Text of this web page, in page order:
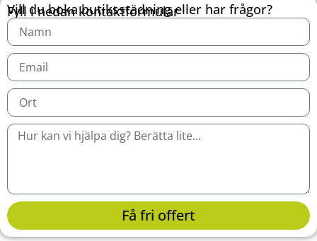
Vill du boka butiksstädning eller har frågor?
Fyll i nedan kontaktformulär
Få fri offert